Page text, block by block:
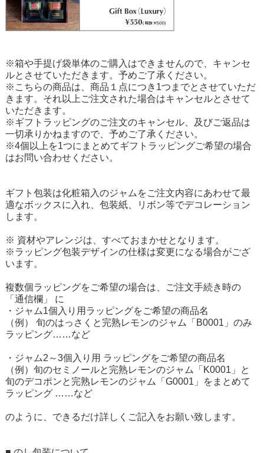
※箱や手提げ袋単体のご購入はできませんので、キャンセ
ルとさせていただきます。予めご了承ください。
※こちらの商品は、商品１点につき1つまでとさせていただ
きます。それ以上ご注文された場合はキャンセルとさせて
いただきます。
※ギフトラッピングのご注文のキャンセル、及びご返品は
一切承りかねますので、予めご了承ください。
※4個以上を1つにまとめてギフトラッピングご希望の場合
はお問い合わせください。
ギフト包装は化粧箱入のジャムをご注文内容にあわせて最
適なボックスに入れ、包装紙、リボン等でデコレーション
します。
※ 資材やアレンジは、すべておまかせとなります。
※ラッピング包装デザインの仕様は変更になる場合がござ
います。
複数個ラッピングをご希望の場合は、ご注文手続き時の
「通信欄」 に
・ジャム1個入り用ラッピングをご希望の商品名
（例） 旬のはっさくと完熟レモンのジャム「B0001」 のみ
ラッピング……など
・ジャム2～3個入り用 ラッピングをご希望の商品名
（例）旬のセミノールと完熟レモンのジャム「K0001」と
旬のデコポンと完熟レモンのジャム「G0001」をまとめて
ラッピング ……など
のように、できるだけ詳しくご記入をお願い致します。